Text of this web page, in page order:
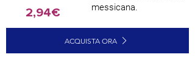
2,94€
messicana.
ACQUISTA ORA